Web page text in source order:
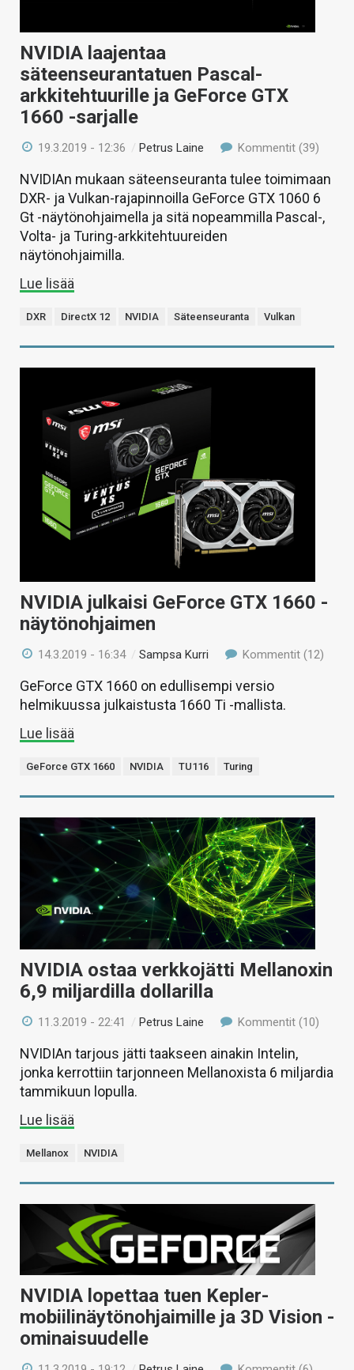
NVIDIA laajentaa
säteenseurantatuen Pascal-
arkkitehtuurille ja GeForce GTX
1660 -sarjalle
19.3.2019 - 12:36 /Petrus Laine Kommentit (39)
NVIDIAn mukaan säteenseuranta tulee toimimaan
DXR- ja Vulkan-rajapinnoilla GeForce GTX 1060 6
Gt -näytönohjaimella ja sitä nopeammilla Pascal-,
Volta- ja Turing-arkkitehtuureiden
näytönohjaimilla.
Lue lisää
DXR DirectX 12 NVIDIA Säteenseuranta Vulkan
NVIDIA julkaisi GeForce GTX 1660 -
näytönohjaimen
14.3.2019 - 16:34 /Sampsa Kurri Kommentit (12)
GeForce GTX 1660 on edullisempi versio
helmikuussa julkaistusta 1660 Ti -mallista.
Lue lisää
GeForce GTX 1660 NVIDIA TU116 Turing
NVIDIA ostaa verkkojätti Mellanoxin
6,9 miljardilla dollarilla
11.3.2019 - 22:41 /Petrus Laine Kommentit (10)
NVIDIAn tarjous jätti taakseen ainakin Intelin,
jonka kerrottiin tarjonneen Mellanoxista 6 miljardia
tammikuun lopulla.
Lue lisää
Mellanox NVIDIA
NVIDIA lopettaa tuen Kepler-
mobiilinäytönohjaimille ja 3D Vision -
ominaisuudelle